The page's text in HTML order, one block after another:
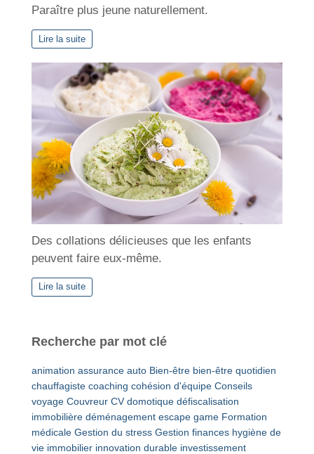
Paraître plus jeune naturellement.
Lire la suite
Des collations délicieuses que les enfants
peuvent faire eux-même.
Lire la suite
Recherche par mot clé
animation assurance auto Bien-être bien-être quotidien
chauffagiste coaching cohésion d'équipe Conseils
voyage Couvreur CV domotique défiscalisation
immobilière déménagement escape game Formation
médicale Gestion du stress Gestion finances hygiène de
vie immobilier innovation durable investissement